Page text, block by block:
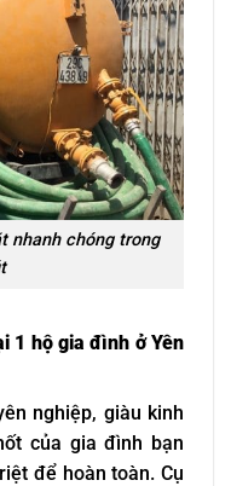
nhanh chóng trong
1 hộ gia đình ở Yên
nghiệp, giàu kinh
của gia đình bạn
để hoàn toàn. Cụ